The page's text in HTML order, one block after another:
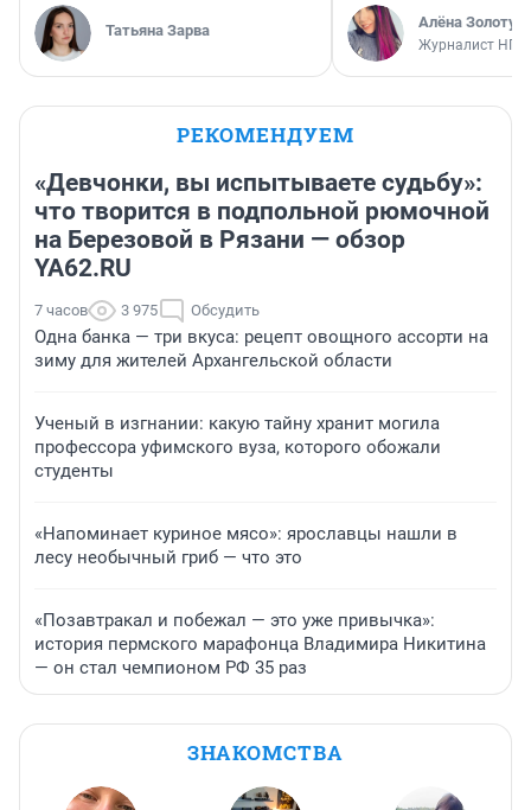
Татьяна Зарва Алёна
Журналист НГС
РЕКОМЕНДУЕМ
«Девчонки, вы испытываете судьбу»:
что творится в подпольной рюмочной
на Березовой в Рязани — обзор
YA62.RU
7 часов 3 975 Обсудить
Одна банка — три вкуса: рецепт овощного ассорти на
зиму для жителей Архангельской области
Ученый в изгнании: какую тайну хранит могила
профессора уфимского вуза, которого обожали
студенты
«Напоминает куриное мясо»: ярославцы нашли в
лесу необычный гриб — что это
«Позавтракал и побежал — это уже привычка»:
история пермского марафонца Владимира Никитина
— он стал чемпионом РФ 35 раз
ЗНАКОМСТВА